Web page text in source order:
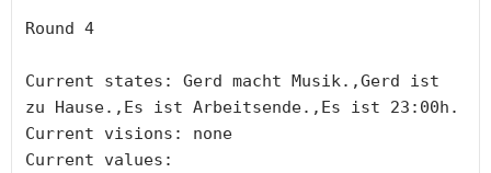
Round 4
Current states: Gerd macht Musik.,Gerd ist
zu Hause.,Es ist Arbeitsende.,Es ist 23:00h.
Current visions: none
Current values: